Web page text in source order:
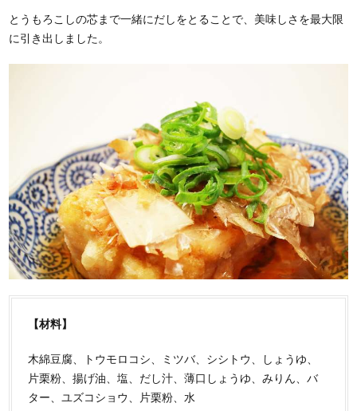
とうもろこしの芯まで一緒にだしをとることで、美味しさを最大限
に引き出しました。
【材料】
木綿豆腐、トウモロコシ、ミツバ、シシトウ、しょうゆ、
片栗粉、揚げ油、塩、だし汁、薄口しょうゆ、みりん、バ
ター、ユズコショウ、片栗粉、水